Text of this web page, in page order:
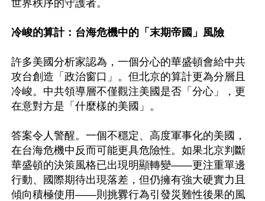
世界秩序的守護者。
冷峻的算計：台海危機中的「末期帝國」風險
許多美國分析家認為，一個分心的華盛頓會給中共
攻台創造「政治窗口」。但北京的算計更為分層且
冷峻。中共領導層不僅觀注美國是否「分心」，更
在意對方是「什麼樣的美國」。
答案令人警醒。一個不穩定、高度軍事化的美國，
在台海危機中反而可能更具危險性。如果北京判斷
華盛頓的決策風格已出現明顯轉變——更注重單邊
行動、國際期待出現落差，但仍擁有強大硬實力且
傾向積極使用——則挑釁行為引發災難性後果的風